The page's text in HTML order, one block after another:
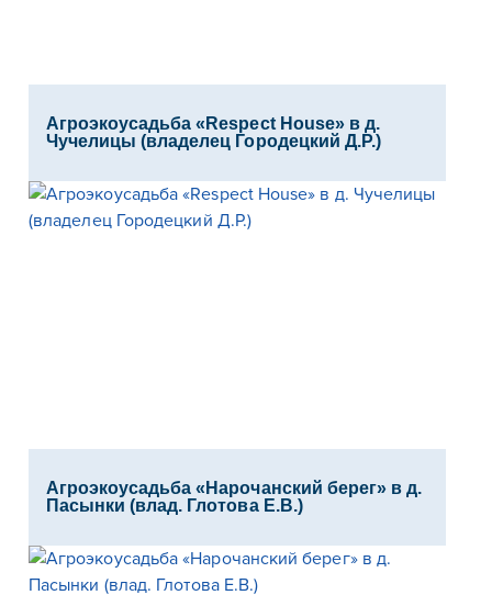
Агроэкоусадьба «Respect House» в д.
Чучелицы (владелец Городецкий Д.Р.)
Агроэкоусадьба «Нарочанский берег» в д.
Пасынки (влад. Глотова Е.В.)